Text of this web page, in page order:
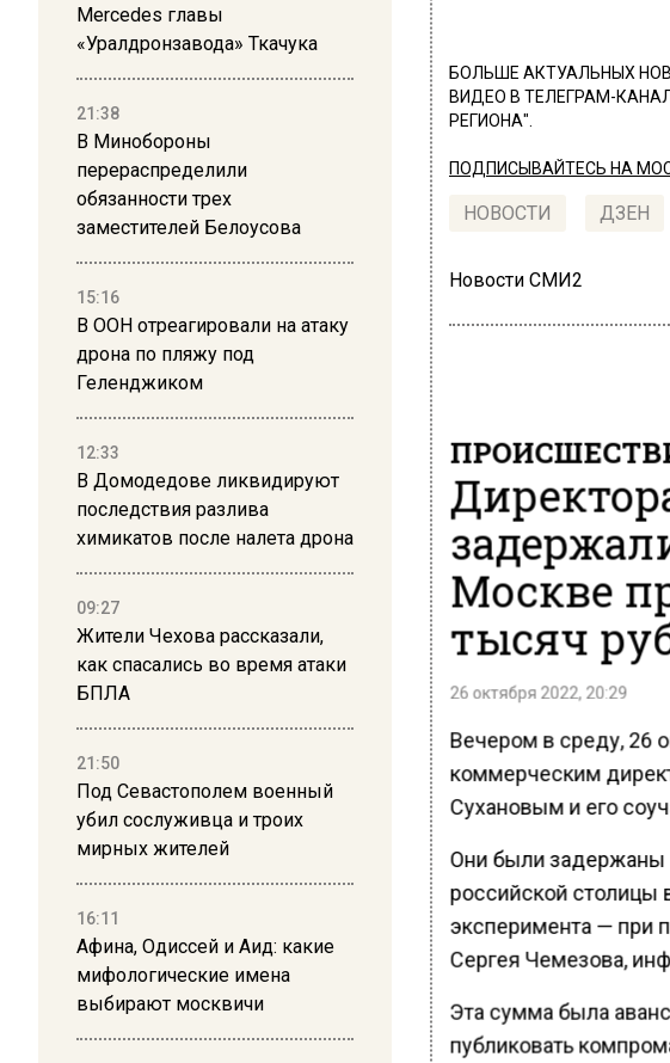
Mercedes главы
«Уралдронзавода» Ткачука
21:38
В Минобороны
перераспределили
обязанности трех
заместителей Белоусова
15:16
В ООН отреагировали на атаку
дрона по пляжу под
Геленджиком
12:33
В Домодедове ликвидируют
последствия разлива
химикатов после налета дрона
09:27
Жители Чехова рассказали,
как спасались во время атаки
БПЛА
21:50
Под Севастополем военный
убил сослуживца и троих
мирных жителей
16:11
Афина, Одиссей и Аид: какие
мифологические имена
выбирают москвичи
БОЛЬШЕ АКТУАЛЬНЫХ
ВИДЕО В ТЕЛЕГРАМ-
РЕГИОНА".
ПОДПИСЫВАЙТЕСЬ НА
НОВОСТИ ДЗЕН
Новости СМИ2
Москве
тысяч
26 октября 2022, 20:29
Вечером в среду, 26
коммерческим
Сухановым и его
Они были задержаны
российской столицы
эксперимента — при
Сергея Чемезова,
Эта сумма была
публиковать